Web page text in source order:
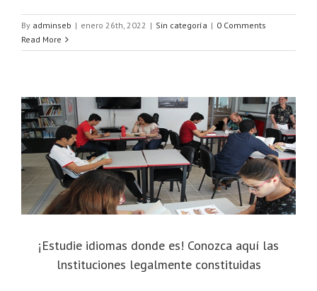
By adminseb | enero 26th, 2022 | Sin categoría | 0 Comments
Read More
¡Estudie idiomas donde es! Conozca aquí las
lnstituciones legalmente constituidas